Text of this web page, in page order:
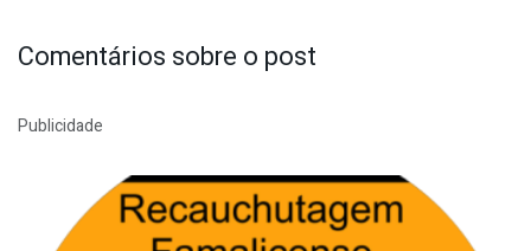
Comentários sobre o post
Publicidade